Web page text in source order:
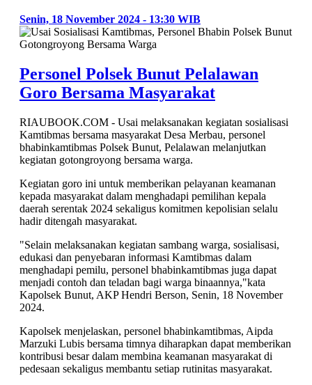
Senin, 18 November 2024 - 13:30 WIB
Personel Polsek Bunut Pelalawan
Goro Bersama Masyarakat
RIAUBOOK.COM - Usai melaksanakan kegiatan sosialisasi
Kamtibmas bersama masyarakat Desa Merbau, personel
bhabinkamtibmas Polsek Bunut, Pelalawan melanjutkan
kegiatan gotongroyong bersama warga.
Kegiatan goro ini untuk memberikan pelayanan keamanan
kepada masyarakat dalam menghadapi pemilihan kepala
daerah serentak 2024 sekaligus komitmen kepolisian selalu
hadir ditengah masyarakat.
"Selain melaksanakan kegiatan sambang warga, sosialisasi,
edukasi dan penyebaran informasi Kamtibmas dalam
menghadapi pemilu, personel bhabinkamtibmas juga dapat
menjadi contoh dan teladan bagi warga binaannya,"kata
Kapolsek Bunut, AKP Hendri Berson, Senin, 18 November
2024.
Kapolsek menjelaskan, personel bhabinkamtibmas, Aipda
Marzuki Lubis bersama timnya diharapkan dapat memberikan
kontribusi besar dalam membina keamanan masyarakat di
pedesaan sekaligus membantu setiap rutinitas masyarakat.